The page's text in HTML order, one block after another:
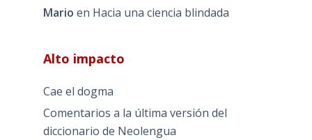
Mario en Hacia una ciencia blindada
Alto impacto
Cae el dogma
Comentarios a la última versión del
diccionario de Neolengua